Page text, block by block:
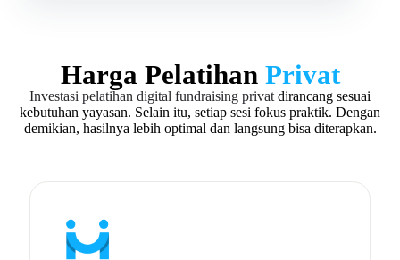
Harga Pelatihan Privat
Investasi pelatihan digital fundraising privat dirancang sesuai
kebutuhan yayasan. Selain itu, setiap sesi fokus praktik. Dengan
demikian, hasilnya lebih optimal dan langsung bisa diterapkan.